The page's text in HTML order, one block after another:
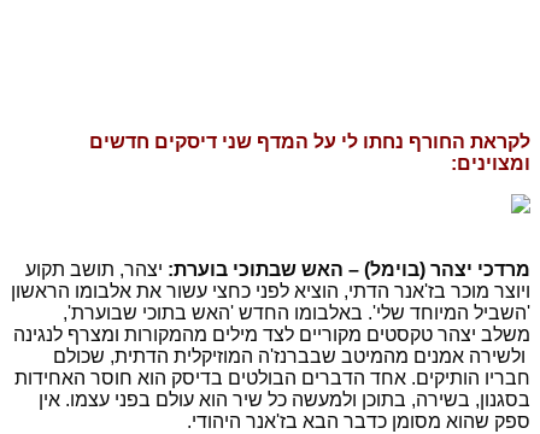
לקראת החורף נחתו לי על המדף שני דיסקים חדשים
ומצוינים:
מרדכי יצהר (בוימל) – האש שבתוכי בוערת: יצהר, תושב תקוע
ויוצר מוכר בז'אנר הדתי, הוציא לפני כחצי עשור את אלבומו הראשון
'השביל המיוחד שלי'. באלבומו החדש 'האש בתוכי שבוערת',
משלב יצהר טקסטים מקוריים לצד מילים מהמקורות ומצרף לנגינה
ולשירה אמנים מהמיטב שבברנז'ה המוזיקלית הדתית, שכולם
חבריו הותיקים. אחד הדברים הבולטים בדיסק הוא חוסר האחידות
בסגנון, בשירה, בתוכן ולמעשה כל שיר הוא עולם בפני עצמו. אין
ספק שהוא מסומן כדבר הבא בז'אנר היהודי.